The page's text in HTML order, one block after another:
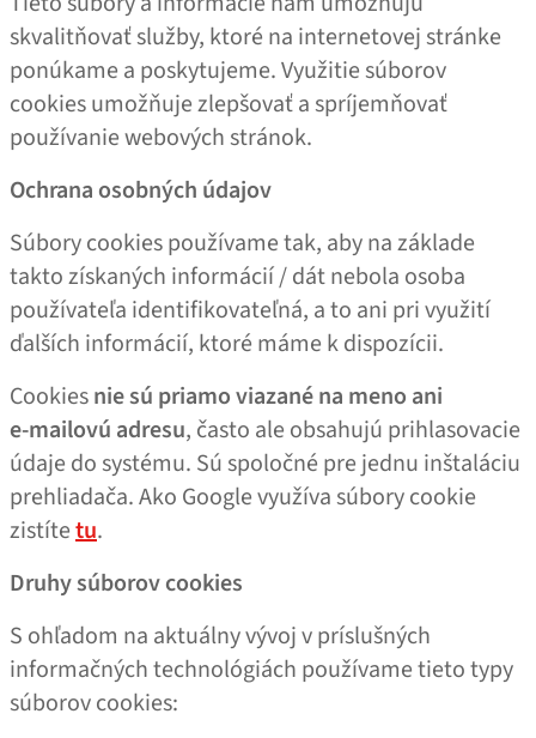
skvalitňovať služby, ktoré na internetovej stránke
ponúkame a poskytujeme. Využitie súborov
cookies umožňuje zlepšovať a spríjemňovať
používanie webových stránok.
Ochrana osobných údajov
Súbory cookies používame tak, aby na základe
takto získaných informácií / dát nebola osoba
používateľa identifikovateľná, a to ani pri využití
ďalších informácií, ktoré máme k dispozícii.
Cookiesnie sú priamo viazané na meno ani
e‑mailovú adresu, často ale obsahujú prihlasovacie
údaje do systému. Sú spoločné pre jednu inštaláciu
prehliadača. Ako Google využíva súbory cookie
zistítetu.
Druhy súborov cookies
S ohľadom na aktuálny vývoj v príslušných
informačných technológiách používame tieto typy
súborov cookies: